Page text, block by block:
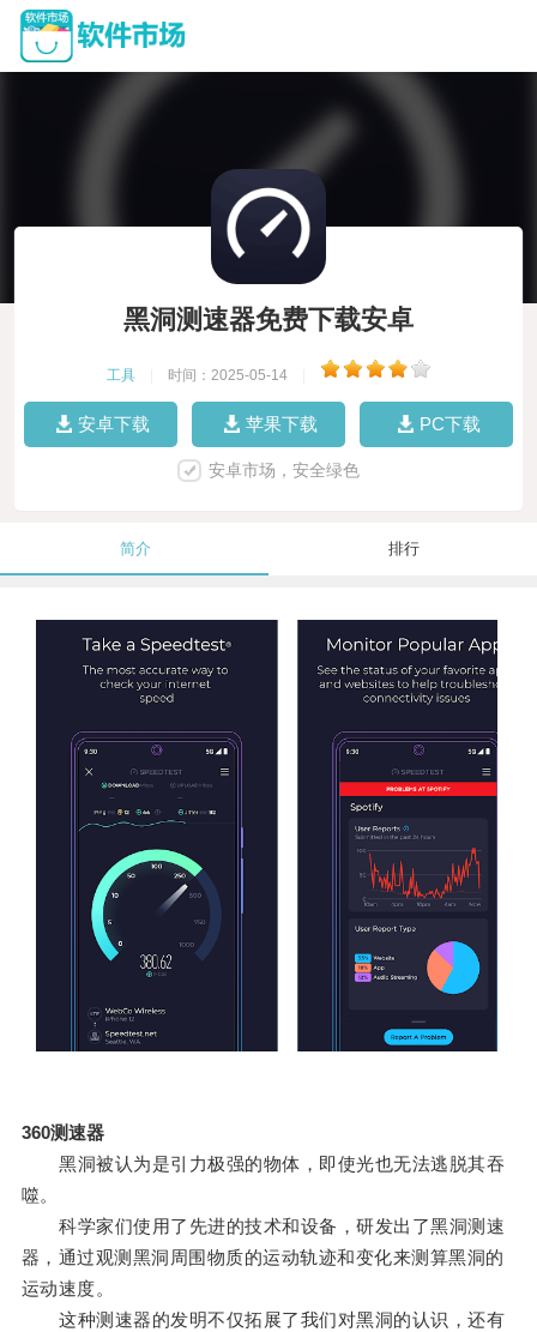
黑洞测速器免费下载安卓
工具 时间：2025-05-14
安卓下载 苹果下载 PC下载
安卓市场，安全绿色
简介 排行
360测速器
黑洞被认为是引力极强的物体，即使光也无法逃脱其吞
噬。
科学家们使用了先进的技术和设备，研发出了黑洞测速
器，通过观测黑洞周围物质的运动轨迹和变化来测算黑洞的
运动速度。
这种测速器的发明不仅拓展了我们对黑洞的认识，还有